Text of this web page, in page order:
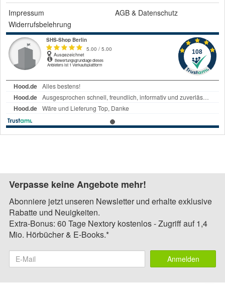
Impressum
AGB & Datenschutz
Widerrufsbelehrung
Verpasse keine Angebote mehr!
Abonniere jetzt unseren Newsletter und erhalte exklusive
Rabatte und Neuigkeiten.
Extra-Bonus: 60 Tage Nextory kostenlos - Zugriff auf 1,4
Mio. Hörbücher & E-Books.*
Anmelden